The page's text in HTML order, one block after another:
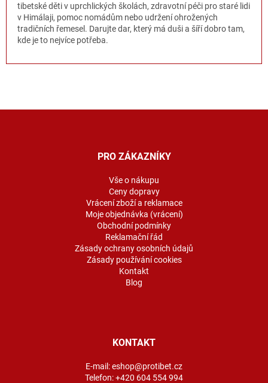
tibetské děti v uprchlických školách, zdravotní péči pro staré lidi
v Himálaji, pomoc nomádům nebo udržení ohrožených
tradičních řemesel. Darujte dar, který má duši a šíří dobro tam,
kde je to nejvíce potřeba.
PRO ZÁKAZNÍKY
Vše o nákupu
Ceny dopravy
Vrácení zboží a reklamace
Moje objednávka (vrácení)
Obchodní podmínky
Reklamační řád
Zásady ochrany osobních údajů
Zásady používání cookies
Kontakt
Blog
KONTAKT
E-mail:eshop@protibet.cz
Telefon:+420 604 554 994